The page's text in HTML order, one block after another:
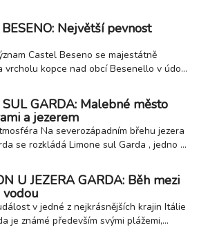
z hroznů pěstovaných v Trentinu a
formuje jedinečné horské klima
eleganci, svěžesti a dlouhé tradici se...
Největší pevnost
se majestátně
vrcholu kopce nad obcí Besenello v údolí
a je nepřehlédnutelnou dominantou
Je to největší opevněný komplex v
vyvolává úžas svou velikostí i...
GARDA: Malebné město
a jezerem
břehu jezera
se rozkládá Limone sul Garda , jedno z
šedé stěny kontrastují s azurovou
Úzké uličky plné květin, malebné
promenáda vytvářejí...
U JEZERA GARDA: Běh mezi
vodou
v jedné z nejkrásnějších krajin Itálie
je známé především svými plážemi,